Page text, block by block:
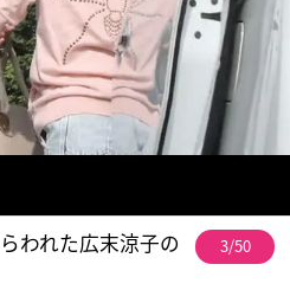
われた広末涼子の
3/50